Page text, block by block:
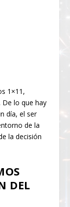
1×11,
De lo que hay
día, el ser
de la
la decisión
DEL